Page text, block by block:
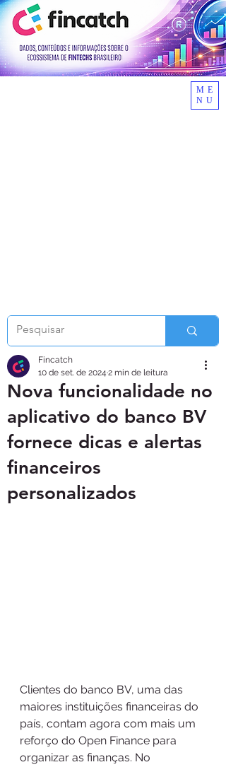
ME
NU
Nova funcionalidade no
aplicativo do banco BV
fornece dicas e alertas
financeiros
personalizados
Fincatch
10 de set. de 2024 2 min de leitura
Clientes do banco BV, uma das
maiores instituições financeiras do
país, contam agora com mais um
reforço do Open Finance para
organizar as finanças. No